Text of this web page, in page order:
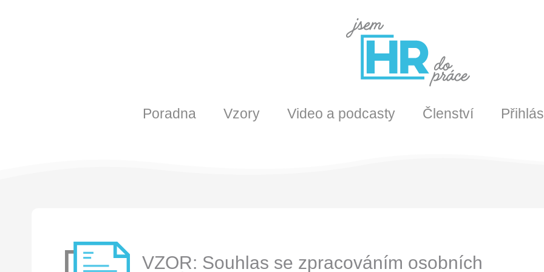
Poradna Vzory Video a podcasty Členství
VZOR: Souhlas se zpracováním osobních